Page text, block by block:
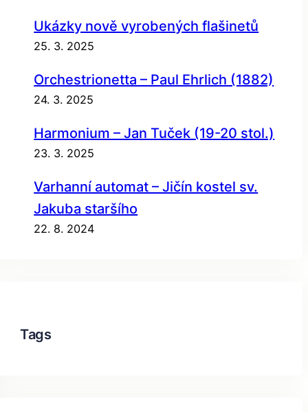
Ukázky nově vyrobených flašinetů
25. 3. 2025
Orchestrionetta – Paul Ehrlich (1882)
24. 3. 2025
Harmonium – Jan Tuček (19-20 stol.)
23. 3. 2025
Varhanní automat – Jičín kostel sv.
Jakuba staršího
22. 8. 2024
Tags